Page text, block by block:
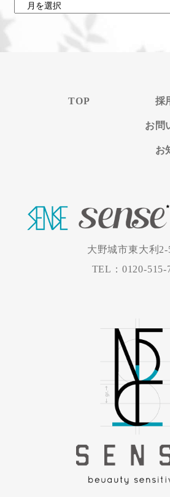
大野城市東大利2-
TEL：0120-515-
TOP 採
お問
お